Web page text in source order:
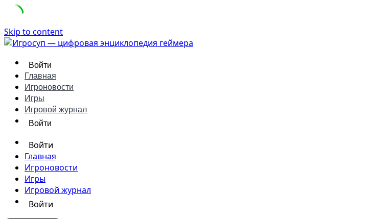
Skip to content
Войти
Главная
Игроновости
Игры
Игровой журнал
Войти
Войти
Главная
Игроновости
Игры
Игровой журнал
Войти